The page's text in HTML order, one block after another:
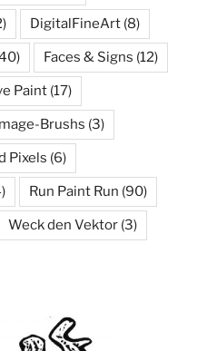
DigitalFineArt (8)
Faces & Signs (12)
Paint (17)
Brushs (3)
Pixels (6)
Run Paint Run (90)
Weck den Vektor (3)